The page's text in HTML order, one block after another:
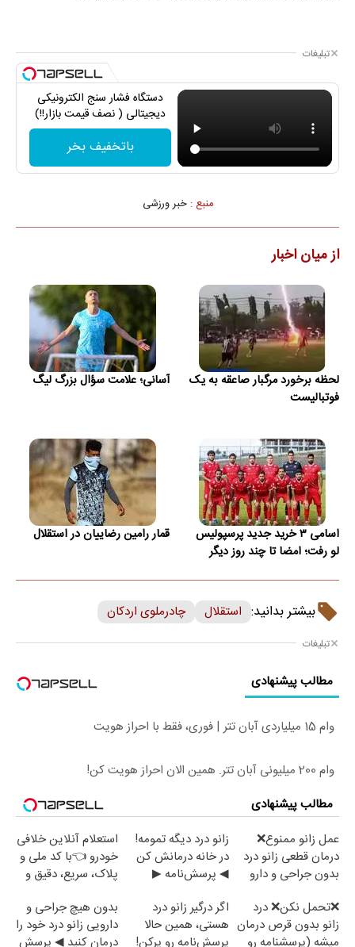
تبلیغات
دستگاه فشار سنج الکترونیکی
دیجیتالی ( نصف قیمت بازار!!)
باتخفیف بخر
منبع :خبر ورزشی
از میان اخبار
لحظه برخورد مرگبار صاعقه به یک
فوتبالیست
آسانی؛ علامت سؤال بزرگ لیگ
اسامی ۳ خرید جدید پرسپولیس
لو رفت؛ امضا تا چند روز دیگر
قمار رامین رضاییان در استقلال
بیشتر بدانید: استقلال چادرملوی اردکان
تبلیغات
مطالب پیشنهادی
وام 15 میلیاردی آبان تتر | فوری، فقط با احراز هویت
وام 200 میلیونی آبان تتر. همین الان احراز هویت کن!
مطالب پیشنهادی
عمل زانو ممنوع❌
درمان قطعی زانو درد
بدون جراحی و دارو
زانو درد دیگه تمومه!
در خانه درمانش کن
◀ پرسش‌نامه ▶
استعلام آنلاین خلافی
خودرو 👈با کد ملی و
پلاک، سریع، دقیق و
❌تحمل نکن❌ درد
زانو بدون قرص درمان
میشه (پرسشنامه رو
اگر درگیر زانو درد
هستی، همین حالا
پرسش‌نامه رو پرکن!
بدون هیچ جراحی و
دارویی زانو درد خود را
درمان کنید ◀ پرسش